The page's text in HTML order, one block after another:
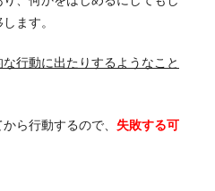
ます。
行動に出たりするようなこと
ら行動するので、 失敗する可